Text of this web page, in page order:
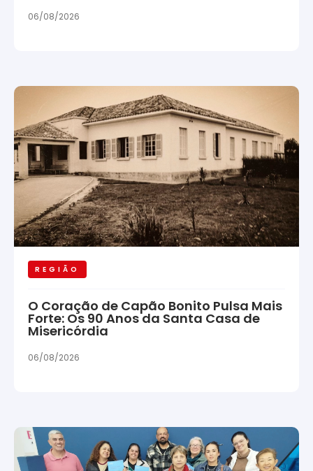
06/08/2026
REGIÃO
O Coração de Capão Bonito Pulsa Mais
Forte: Os 90 Anos da Santa Casa de
Misericórdia
06/08/2026